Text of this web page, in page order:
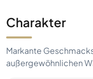
Charakter
Markante
außergewöhnlichen